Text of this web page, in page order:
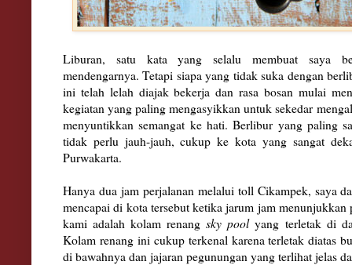
Liburan, satu kata yang selalu membuat saya
mendengarnya. Tetapi siapa yang tidak suka dengan
ini telah lelah diajak bekerja dan rasa bosan mulai
kegiatan yang paling mengasyikkan untuk sekedar
menyuntikkan semangat ke hati. Berlibur yang paling
tidak perlu jauh-jauh, cukup ke kota yang sangat
Purwakarta.
Hanya dua jam perjalanan melalui toll Cikampek, saya
mencapai di kota tersebut ketika jarum jam menunjukkan
kamiadalahkolam renangsky poolyang terletak di
Kolam renang ini cukup terkenal karena terletak diatas
di bawahnya dan jajaran pegunungan yangterlihat jelas d